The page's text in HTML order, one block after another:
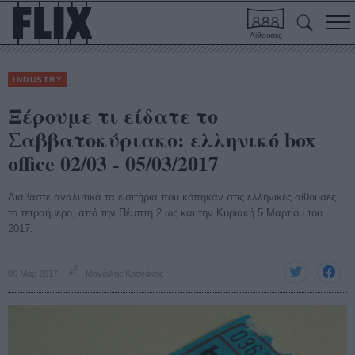
Αίθουσες
INDUSTRY
Ξέρουμε τι είδατε το
Σαββατοκύριακο: ελληνικό box
office 02/03 - 05/03/2017
Διαβάστε αναλυτικά τα εισιτήρια που κόπηκαν στις ελληνικές αίθουσες
το τετραήμερο, από την Πέμπτη 2 ως και την Κυριακή 5 Μαρτίου του
2017.
06 Μάρ 2017 Μανώλης Κρανάκης